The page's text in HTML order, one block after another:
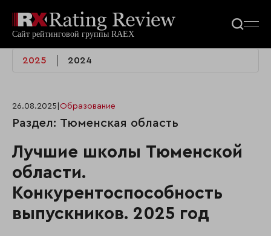
2025 2024
26.08.2025 Образование
Раздел: Тюменская область
Лучшие школы Тюменской
области.
Конкурентоспособность
выпускников. 2025 год